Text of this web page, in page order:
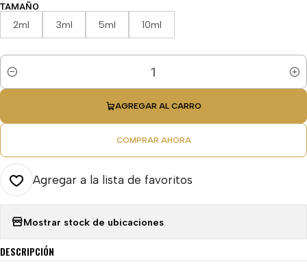
TAMAÑO
2ml 3ml 5ml 10ml
Cantidad
AGREGAR AL CARRO
COMPRAR AHORA
Agregar a la lista de favoritos
Mostrar stock de ubicaciones
DESCRIPCIÓN